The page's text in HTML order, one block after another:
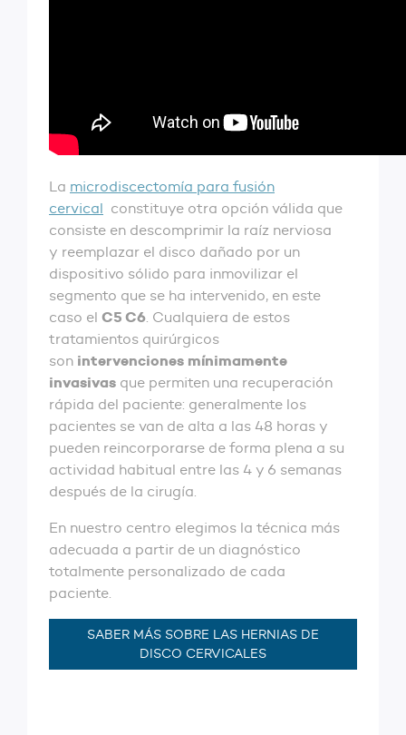
La microdiscectomía para fusión
cervical constituye otra opción válida que
consiste en descomprimir la raíz nerviosa
y reemplazar el disco dañado por un
dispositivo sólido para inmovilizar el
segmento que se ha intervenido, en este
caso el C5 C6. Cualquiera de estos
tratamientos quirúrgicos
son intervenciones mínimamente
invasivas que permiten una recuperación
rápida del paciente: generalmente los
pacientes se van de alta a las 48 horas y
pueden reincorporarse de forma plena a su
actividad habitual entre las 4 y 6 semanas
después de la cirugía.
En nuestro centro elegimos la técnica más
adecuada a partir de un diagnóstico
totalmente personalizado de cada
paciente.
SABER MÁS SOBRE LAS HERNIAS DE
DISCO CERVICALES